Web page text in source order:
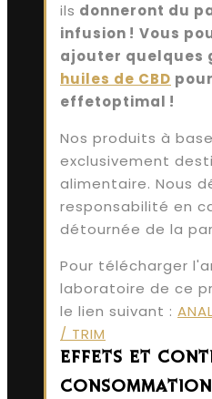
ils donneront du
infusion ! Vous
ajouter quelques
huiles de CBD
effetoptimal !
Nos produits à
exclusivement
alimentaire. Nous
responsabilité en
détournée de la
Pour télécharger
laboratoire de ce
le lien suivant :
/ TRIM
EFFETS ET
CONSOMMATION